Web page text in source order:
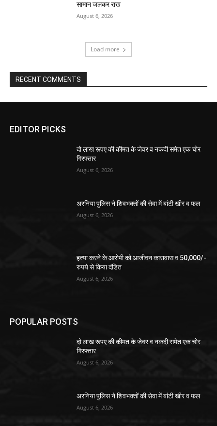
सामान जलकर राख
August 6, 2026
Load more
RECENT COMMENTS
EDITOR PICKS
दो लाख रूपए की कीमत के जेवर व नकदी समेत एक चोर
गिरफ्तार
August 6, 2026
अरनिया पुलिस ने शिवभक्तों की सेवा में बांटी खीर व फल
August 6, 2026
हत्या करने के आरोपी को आजीवन कारावास व 50,000/-
रुपये से किया दंडित
August 6, 2026
POPULAR POSTS
दो लाख रूपए की कीमत के जेवर व नकदी समेत एक चोर
गिरफ्तार
August 6, 2026
अरनिया पुलिस ने शिवभक्तों की सेवा में बांटी खीर व फल
August 6, 2026